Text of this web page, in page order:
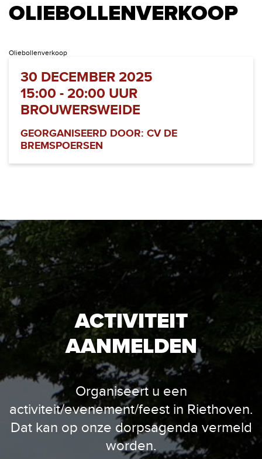
OLIEBOLLENVERKOOP
Oliebollenverkoop
30 DECEMBER 2025
15:00 - 20:00 UUR
BROUWERSWEIDE
GEORGANISEERD DOOR: CV DE
BREMSPOERSEN
ACTIVITEIT
AANMELDEN
Organiseert u een
activiteit/evenement/feest in Riethoven.
Dat kan op onze dorpsagenda vermeld
worden.